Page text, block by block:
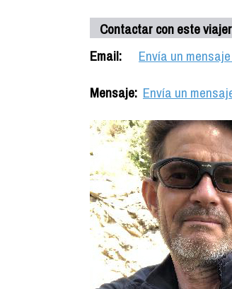
Contactar con este
Email:
Envía un
Mensaje: Envía un